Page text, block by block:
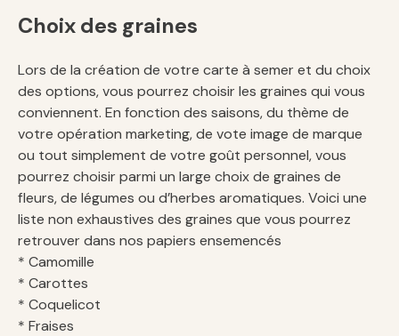
Choix des graines
Lors de la création de votre carte à semer et du choix
des options, vous pourrez choisir les graines qui vous
conviennent. En fonction des saisons, du thème de
votre opération marketing, de vote image de marque
ou tout simplement de votre goût personnel, vous
pourrez choisir parmi un large choix de graines de
fleurs, de légumes ou d’herbes aromatiques. Voici une
liste non exhaustives des graines que vous pourrez
retrouver dans nos papiers ensemencés
* Camomille
* Carottes
* Coquelicot
* Fraises